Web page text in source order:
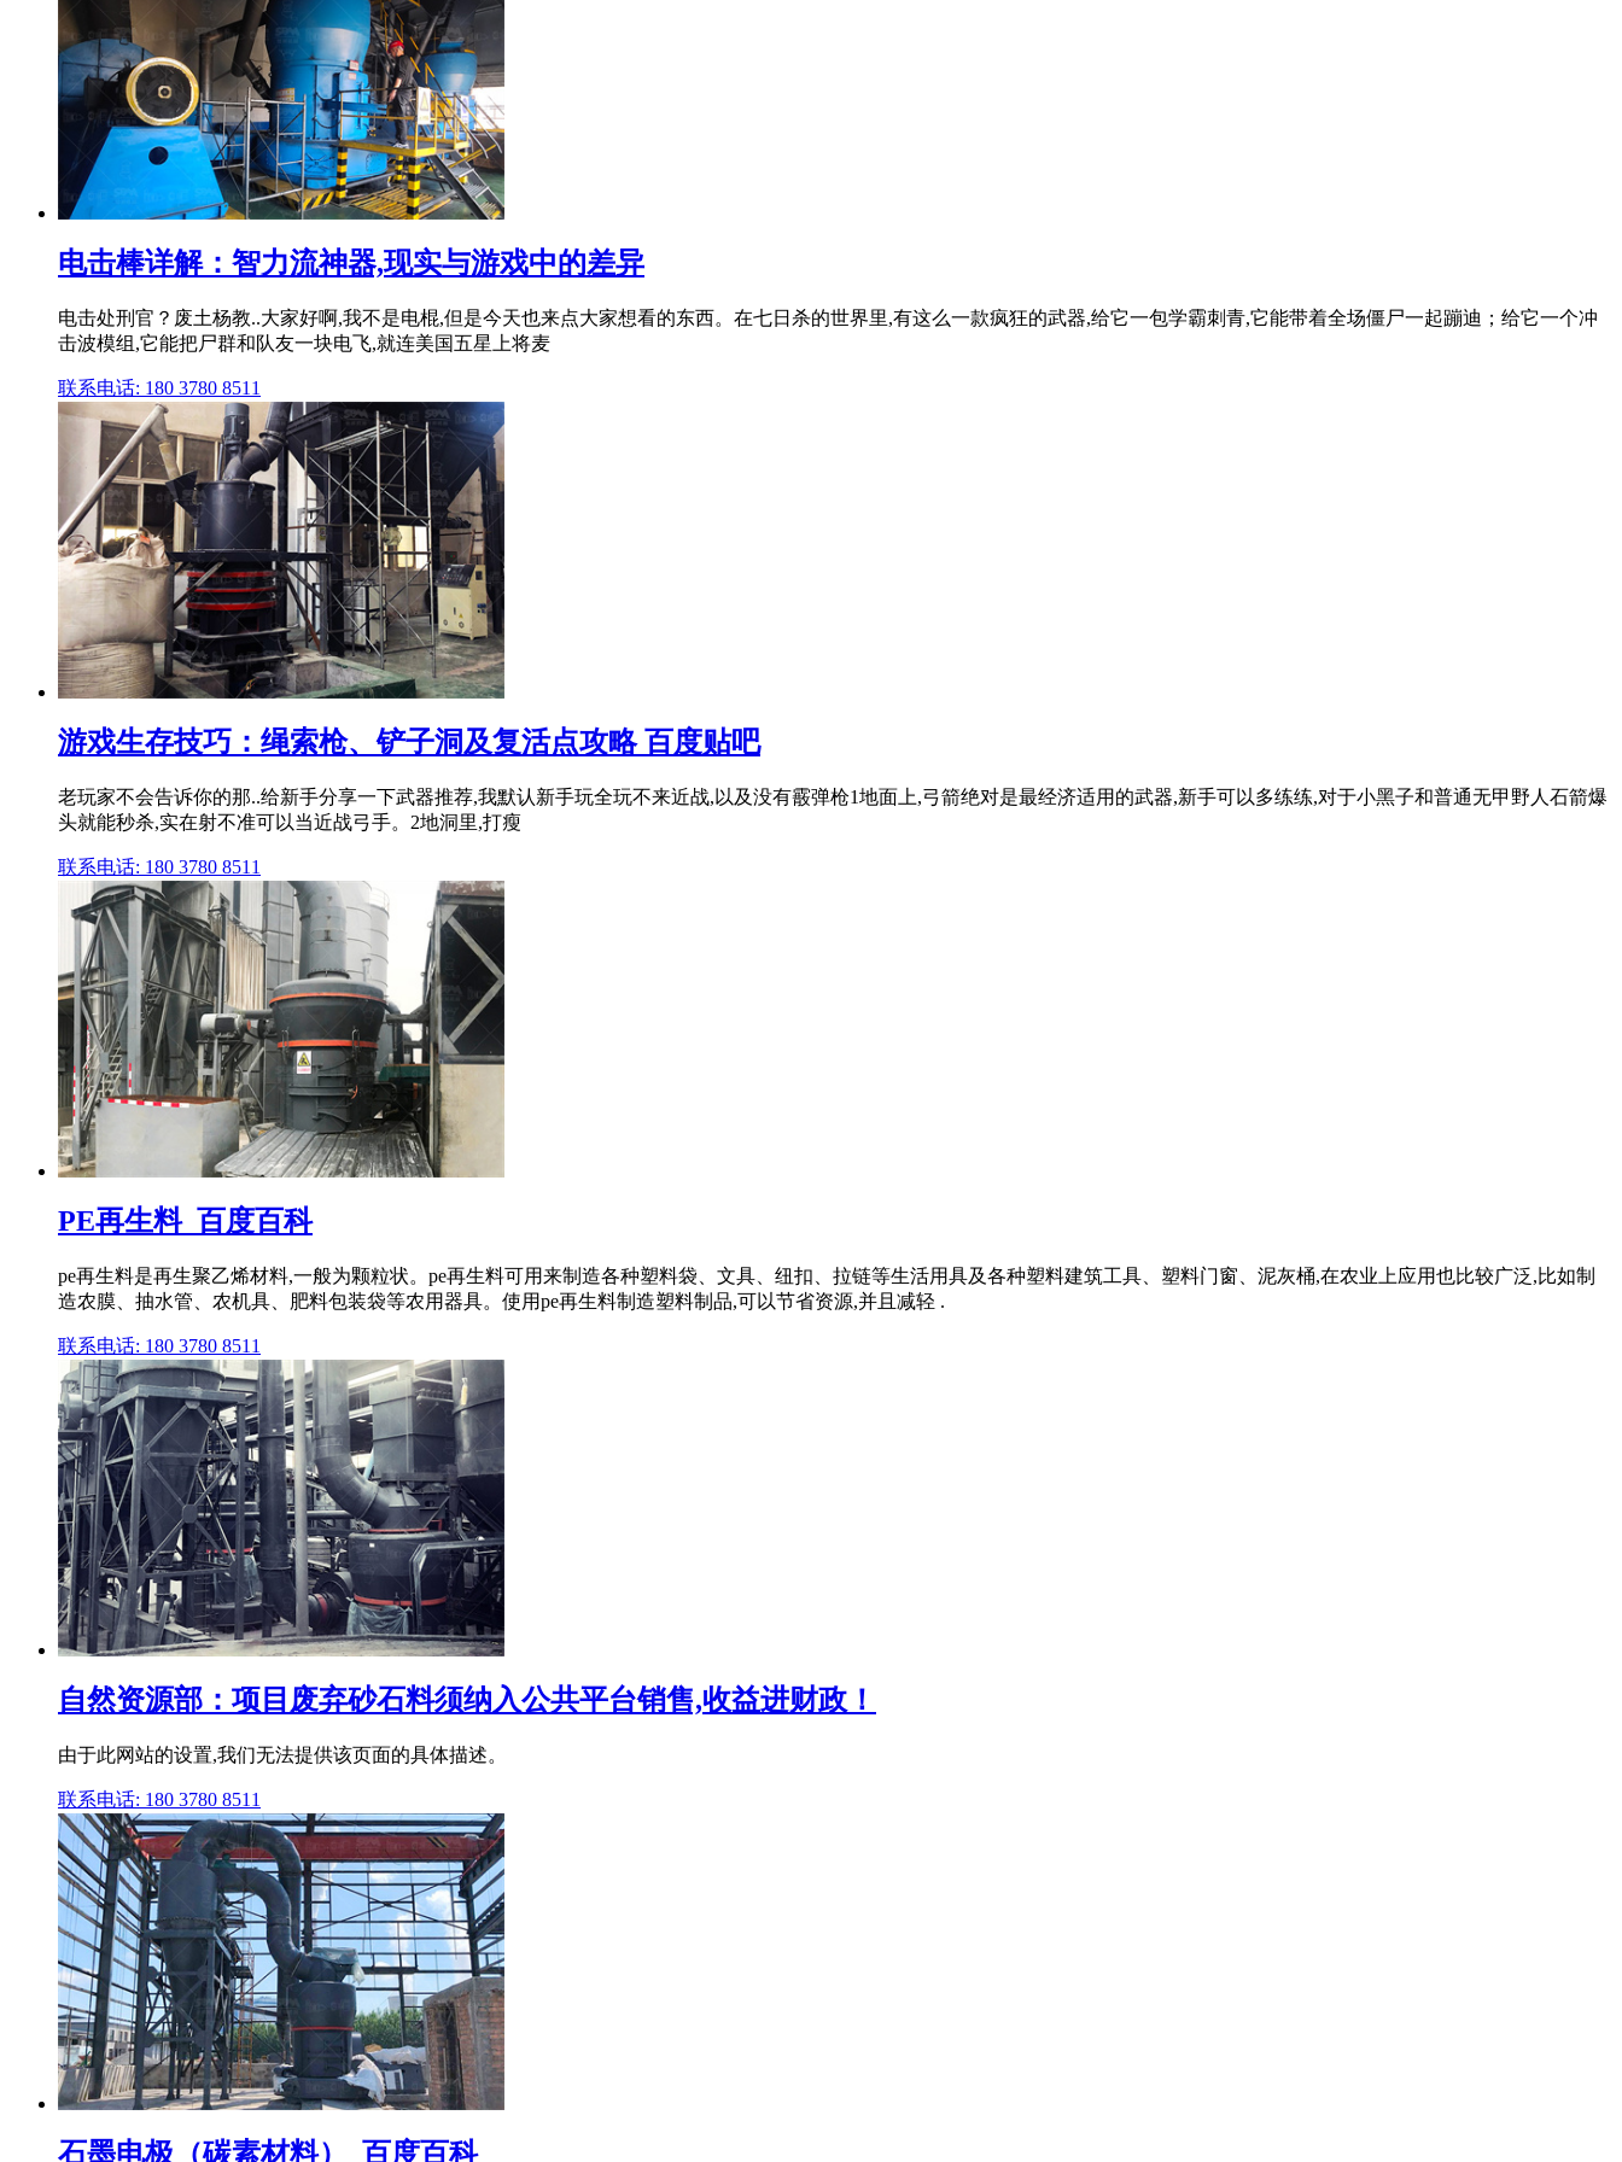
电击棒详解：智力流神器,现实与游戏中的差异
电击处刑官？废土杨教..大家好啊,我不是电棍,但是今天也来点大家想看的东西。在七日杀的世界里,有这么一款疯狂的武器,给它一包学霸刺青,它能带着全场僵尸一起蹦迪；给它一个冲
击波模组,它能把尸群和队友一块电飞,就连美国五星上将麦
联系电话: 180 3780 8511
游戏生存技巧：绳索枪、铲子洞及复活点攻略 百度贴吧
老玩家不会告诉你的那..给新手分享一下武器推荐,我默认新手玩全玩不来近战,以及没有霰弹枪1地面上,弓箭绝对是最经济适用的武器,新手可以多练练,对于小黑子和普通无甲野人石箭爆
头就能秒杀,实在射不准可以当近战弓手。2地洞里,打瘦
联系电话: 180 3780 8511
PE再生料_百度百科
pe再生料是再生聚乙烯材料,一般为颗粒状。pe再生料可用来制造各种塑料袋、文具、纽扣、拉链等生活用具及各种塑料建筑工具、塑料门窗、泥灰桶,在农业上应用也比较广泛,比如制
造农膜、抽水管、农机具、肥料包装袋等农用器具。使用pe再生料制造塑料制品,可以节省资源,并且减轻 .
联系电话: 180 3780 8511
自然资源部：项目废弃砂石料须纳入公共平台销售,收益进财政！
由于此网站的设置,我们无法提供该页面的具体描述。
联系电话: 180 3780 8511
石墨电极（碳素材料）_百度百科